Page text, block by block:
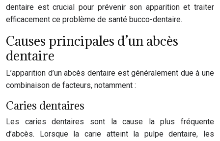
dentaire est crucial pour prévenir son apparition et traiter
efficacement ce problème de santé bucco-dentaire.
Causes principales d’un abcès
dentaire
L’apparition d’un abcès dentaire est généralement due à une
combinaison de facteurs, notamment :
Caries dentaires
Les caries dentaires sont la cause la plus fréquente
d’abcès. Lorsque la carie atteint la pulpe dentaire, les